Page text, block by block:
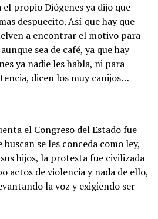
el propio Diógenes ya dijo que
despuecito. Así que hay que
a encontrar el motivo para
sea de café, ya que hay
ya nadie les habla, ni para
dicen los muy canijos…
el Congreso del Estado fue
se les conceda como ley,
hijos, la protesta fue civilizada
actos de violencia y nada de ello,
la voz y exigiendo ser